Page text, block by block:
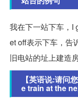
我在下一站下车，I
et off表示下车，告
旧电站的址上建造房
【英语说:请问
e train at the